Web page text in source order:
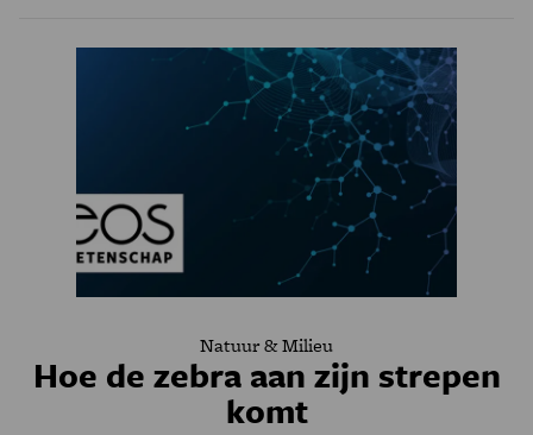
Natuur & Milieu
Hoe de zebra aan zijn strepen
komt